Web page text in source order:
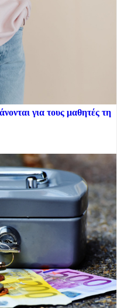
για τους μαθητές τη